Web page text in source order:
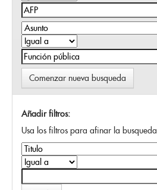
Comenzar nueva busqueda
Añadir filtros:
Usa los filtros para afinar la busqueda.